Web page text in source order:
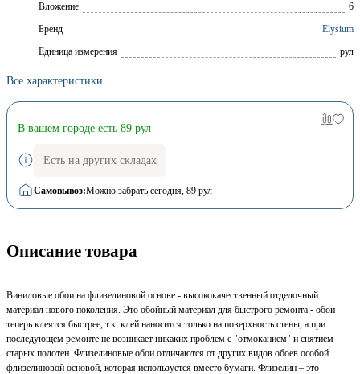
Вложение
6
Брeнд
Elysium
Единица измерения
рул
Все характеристики
В вашем городе есть 89 рул
Есть на других складах
Самовывоз:Можно забрать сегодня, 89 рул
Описание товара
Виниловые обои на флизелиновой основе - высококачественный отделочный
материал нового поколения. Это обойный материал для быстрого ремонта - обои
теперь клеятся быстрее, т.к. клей наносится только на поверхность стены, а при
последующем ремонте не возникает никаких проблем с "отмоканием" и снятием
старых полотен. Флизелиновые обои отличаются от других видов обоев особой
флизелиновой основой, которая используется вместо бумаги. Флизелин – это